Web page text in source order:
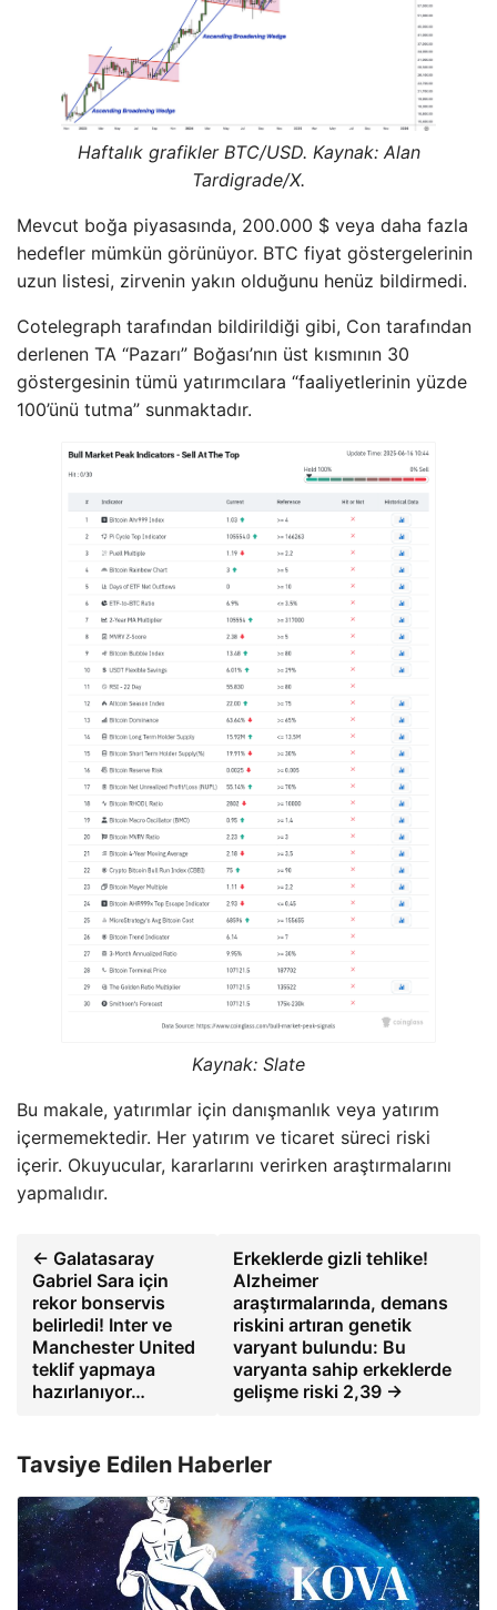
Haftalık grafikler BTC/USD. Kaynak: Alan
Tardigrade/X.
Mevcut boğa piyasasında, 200.000 $ veya daha fazla
hedefler mümkün görünüyor. BTC fiyat göstergelerinin
uzun listesi, zirvenin yakın olduğunu henüz bildirmedi.
Cotelegraph tarafından bildirildiği gibi, Con tarafından
derlenen TA “Pazarı” Boğası’nın üst kısmının 30
göstergesinin tümü yatırımcılara “faaliyetlerinin yüzde
100’ünü tutma” sunmaktadır.
Kaynak: Slate
Bu makale, yatırımlar için danışmanlık veya yatırım
içermemektedir. Her yatırım ve ticaret süreci riski
içerir. Okuyucular, kararlarını verirken araştırmalarını
yapmalıdır.
← Galatasaray
Gabriel Sara için
rekor bonservis
belirledi! Inter ve
Manchester United
teklif yapmaya
hazırlanıyor…
Erkeklerde gizli tehlike!
Alzheimer
araştırmalarında, demans
riskini artıran genetik
varyant bulundu: Bu
varyanta sahip erkeklerde
gelişme riski 2,39 →
Tavsiye Edilen Haberler